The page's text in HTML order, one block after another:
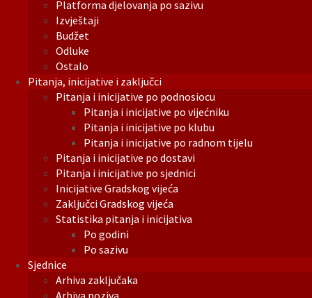
Platforma djelovanja po sazivu
Izvještaji
Budžet
Odluke
Ostalo
Pitanja, inicijative i zaključci
Pitanja i inicijative po podnosiocu
Pitanja i inicijative po vijećniku
Pitanja i inicijative po klubu
Pitanja i inicijative po radnom tijelu
Pitanja i inicijative po dostavi
Pitanja i inicijative po sjednici
Inicijative Gradskog vijeća
Zaključci Gradskog vijeća
Statistika pitanja i inicijativa
Po godini
Po sazivu
Sjednice
Arhiva zaključaka